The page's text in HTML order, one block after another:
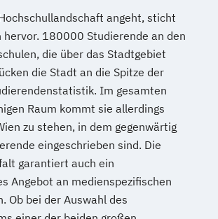
angeht, sticht
hervor. 180000 Studierende an den
die über das Stadtgebiet
die Stadt an die Spitze der
Im gesamten
Raum kommt sie allerdings
zu stehen, in dem gegenwärtig
eingeschrieben sind. Die
garantiert auch ein
Angebot an medienspezifischen
Ob bei der Auswahl des